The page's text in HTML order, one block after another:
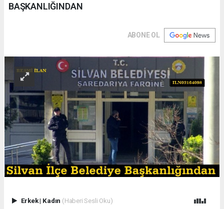
BAŞKANLIĞINDAN
ABONE OL
Erkek| Kadın (Haberi Sesli Oku)